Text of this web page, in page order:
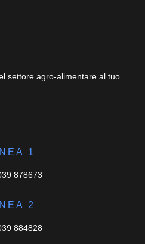
settore agro-alimentare al tuo
1
878673
2
884828